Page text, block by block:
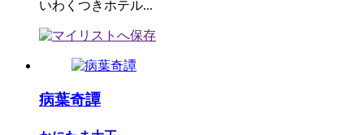
いわくつきホテル...
病葉奇譚